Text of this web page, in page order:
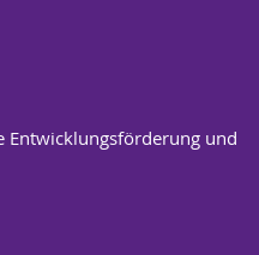
Entwicklungsförderung und